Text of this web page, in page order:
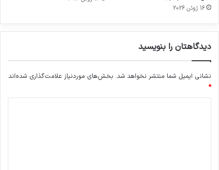
16 ژوئن 2026
دیدگاهتان را بنویسید
نشانی ایمیل شما منتشر نخواهد شد. بخش‌های موردنیاز علامت‌گذاری شده‌اند
*